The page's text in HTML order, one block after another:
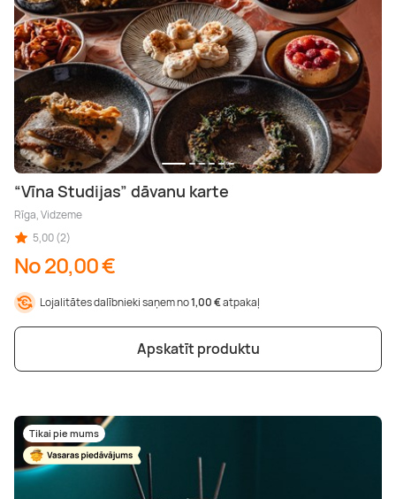
“Vīna Studijas” dāvanu karte
Rīga, Vidzeme
5,00 (2)
No 20,00 €
Lojalitātes dalībnieki saņem no1,00 €atpakaļ
Apskatīt produktu
Tikai pie mums